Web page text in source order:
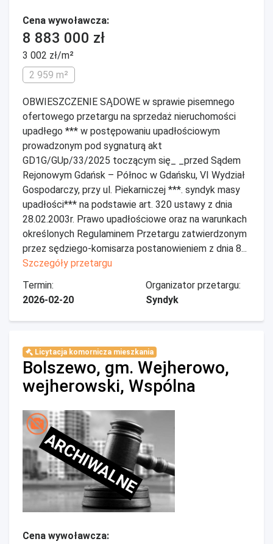
Cena wywoławcza:
8 883 000 zł
3 002 zł/m²
2 959 m²
OBWIESZCZENIE SĄDOWE w sprawie pisemnego
ofertowego przetargu na sprzedaż nieruchomości
upadłego *** w postępowaniu upadłościowym
prowadzonym pod sygnaturą akt
GD1G/GUp/33/2025 toczącym się_ _przed Sądem
Rejonowym Gdańsk – Północ w Gdańsku, VI Wydział
Gospodarczy, przy ul. Pie­karniczej ***. syndyk masy
upadłości*** na podstawie art. 320 ustawy z dnia
28.02.2003r. Prawo upadłościowe oraz na warunkach
określonych Regulaminem Przetargu zatwierdzonym
przez sędziego-komisarza postanowieniem z dnia 8...
Szczegóły przetargu
Termin:
2026-02-20
Organizator przetargu:
Syndyk
Licytacja komornicza mieszkania
Bolszewo, gm. Wejherowo,
wejherowski, Wspólna
ARCHIWALNE
Cena wywoławcza: